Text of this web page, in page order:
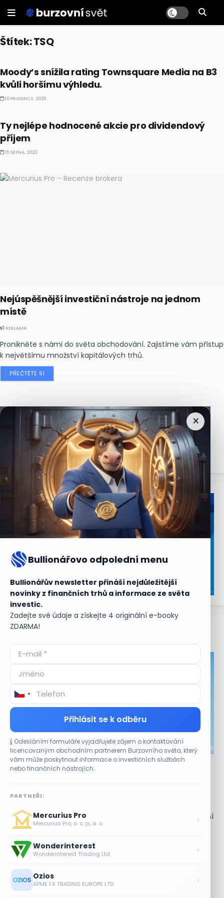
Štítek:TSQ
Moody’s snížila rating Townsquare Media na B3
kvůli horšímu výhledu.
10 PROSINCE, 2025
Ty nejlépe hodnocené akcie pro dividendový
příjem
15 SRPNA, 2023
Nejúspěšnější investiční nástroje na jednom
místě
REKLAMA
Pronikněte s námi do světa obchodování. Zajistíme vám přístup
k největšímu množství kapitálových trhů.
PŘEČTĚTE SI
×
Bullionářovo odpolední menu
Bullionářův newsletter přináší nejdůležitější
novinky z finančních trhů a informace ze světa
investic.
Zadejte své údaje a získejte 4 originální e-booky
ZDARMA!
Přihlásit se k odběru
Odesláním formuláře vyjadřujete zájem o kontaktování
licencovaným obchodním partnerem Burzovního světa, který
vám může poskytnout informace o investičních službách
nebo finančních nástrojích.
PARTNEŘI:
Mercurius Pro
Mercurius Pro, o. c. p., a. s. ›
Wonderinterest
Wonderinterest Trading Ltd ›
Ozios
APME FX TRADING EUROPE LTD ›
Nejčtenějšízprávy
Aktuální
CO HÝBE TRHEM
Akcie Micron klesají, ale nejhoršímu výprodeji
paměťových čipů unikly
Micron Technology (MU) ve čtvrtek uzavřely obchodování
se ztrátou 1,3 %. Výrobce paměťových...
Jalapeňová kauza tlačí akcie Chipotle
níž. Analytici ale zůstávají klidní